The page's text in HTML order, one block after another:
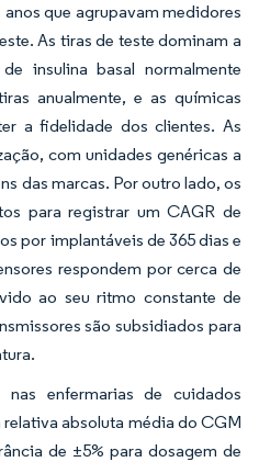
que agrupavam medidores
As tiras de teste dominam a
insulina basal normalmente
anualmente, e as químicas
a fidelidade dos clientes. As
com unidades genéricas a
das marcas. Por outro lado, os
para registrar um CAGR de
por implantáveis de 365 dias e
respondem por cerca de
ao seu ritmo constante de
são subsidiados para
enfermarias de cuidados
absoluta média do CGM
de ±5% para dosagem de